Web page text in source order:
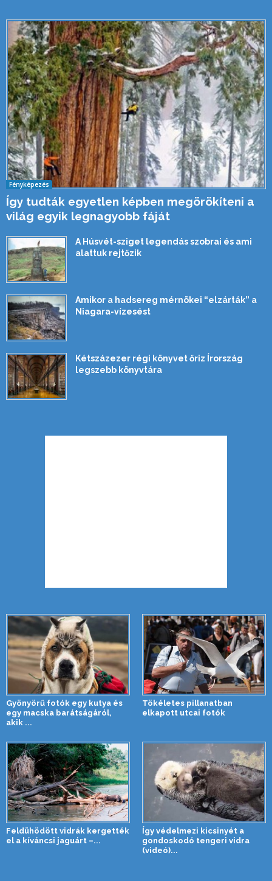
Fényképezés
Így tudták egyetlen képben megörökíteni a
világ egyik legnagyobb fáját
A Húsvét-sziget legendás szobrai és ami
alattuk rejtőzik
Amikor a hadsereg mérnökei “elzárták” a
Niagara-vízesést
Kétszázezer régi könyvet őriz Írország
legszebb könyvtára
Gyönyörű fotók egy kutya és
egy macska barátságáról,
akik ...
Tökéletes pillanatban
elkapott utcai fotók
Feldühödött vidrák kergették
el a kíváncsi jaguárt –...
Így védelmezi kicsinyét a
gondoskodó tengeri vidra
(videó)...